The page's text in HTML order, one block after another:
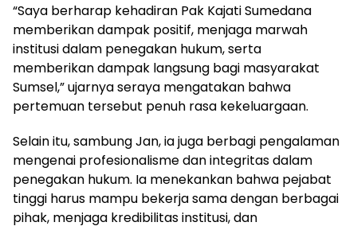
“Saya berharap kehadiran Pak Kajati Sumedana
memberikan dampak positif, menjaga marwah
institusi dalam penegakan hukum, serta
memberikan dampak langsung bagi masyarakat
Sumsel,” ujarnya seraya mengatakan bahwa
pertemuan tersebut penuh rasa kekeluargaan.
Selain itu, sambung Jan, ia juga berbagi pengalaman
mengenai profesionalisme dan integritas dalam
penegakan hukum. Ia menekankan bahwa pejabat
tinggi harus mampu bekerja sama dengan berbagai
pihak, menjaga kredibilitas institusi, dan